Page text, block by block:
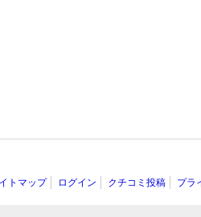
トマップ ログイン クチコミ投稿 プラ